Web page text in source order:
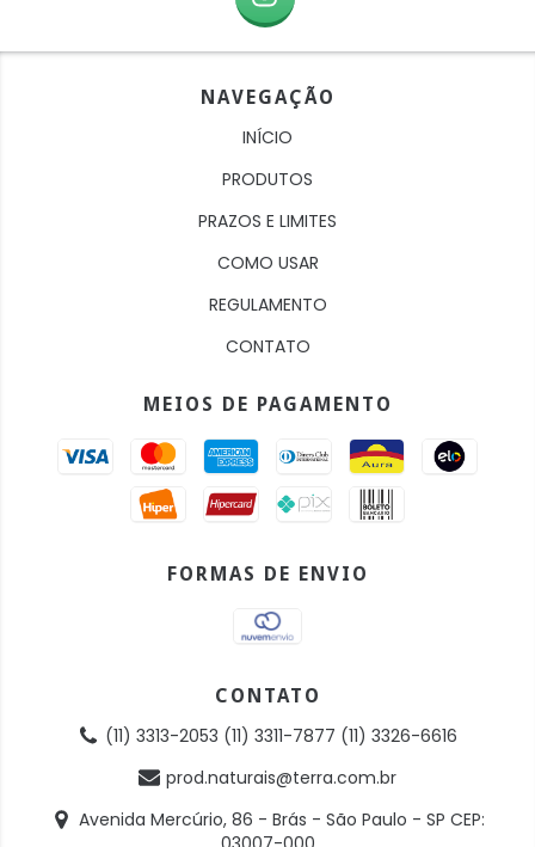
NAVEGAÇÃO
INÍCIO
PRODUTOS
PRAZOS E LIMITES
COMO USAR
REGULAMENTO
CONTATO
MEIOS DE PAGAMENTO
FORMAS DE ENVIO
CONTATO
(11) 3313-2053 (11) 3311-7877 (11) 3326-6616
prod.naturais@terra.com.br
Avenida Mercúrio, 86 - Brás - São Paulo - SP CEP: